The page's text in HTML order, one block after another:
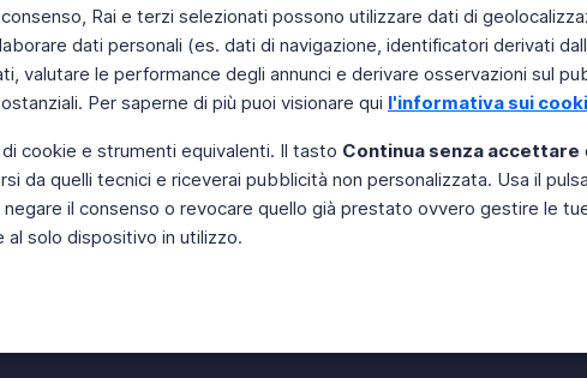
Rai e terzi selezionati possono utilizzare dati di
dati personali (es. dati di navigazione, identificatori derivati
valutare le performance degli annunci e derivare osservazioni sul
Per saperne di più puoi visionare qui l'informativa sui
cookie e strumenti equivalenti. Il tasto Continua senza accettare
da quelli tecnici e riceverai pubblicità non personalizzata. Usa il
il consenso o revocare quello già prestato ovvero gestire le
solo dispositivo in utilizzo.
Instagram